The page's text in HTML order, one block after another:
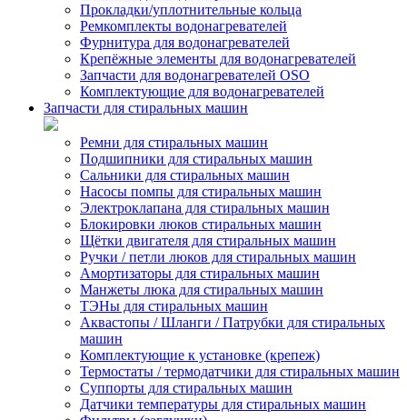
Прокладки/уплотнительные кольца
Ремкомплекты водонагревателей
Фурнитура для водонагревателей
Крепёжные элементы для водонагревателей
Запчасти для водонагревателей OSO
Комплектующие для водонагревателей
Запчасти для стиральных машин
Ремни для стиральных машин
Подшипники для стиральных машин
Сальники для стиральных машин
Насосы помпы для стиральных машин
Электроклапана для стиральных машин
Блокировки люков стиральных машин
Щётки двигателя для стиральных машин
Ручки / петли люков для стиральных машин
Амортизаторы для стиральных машин
Манжеты люка для стиральных машин
ТЭНы для стиральных машин
Аквастопы / Шланги / Патрубки для стиральных
машин
Комплектующие к установке (крепеж)
Термостаты / термодатчики для стиральных машин
Суппорты для стиральных машин
Датчики температуры для стиральных машин